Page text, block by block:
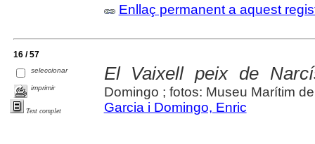
Enllaç permanent a aquest
16 / 57
seleccionar
imprimir
Text complet
El Vaixell peix de
Domingo ; fotos: Museu Marítim
Garcia i Domingo, Enric